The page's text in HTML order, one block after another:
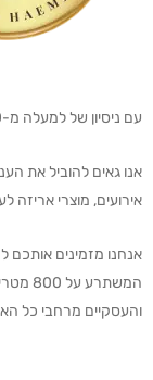
עם ניסיון של למעלה מ-30 שנים,
אנו גאים להוביל את
אירועים, מוצרי אריזה
אנחנו מזמינים אותכם
והעסקיים מרחבי כל